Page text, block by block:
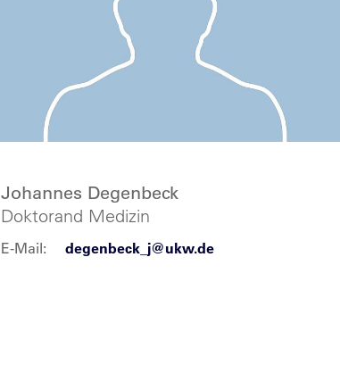
Johannes Degenbeck
Doktorand Medizin
E-Mail: degenbeck_j@ukw.de